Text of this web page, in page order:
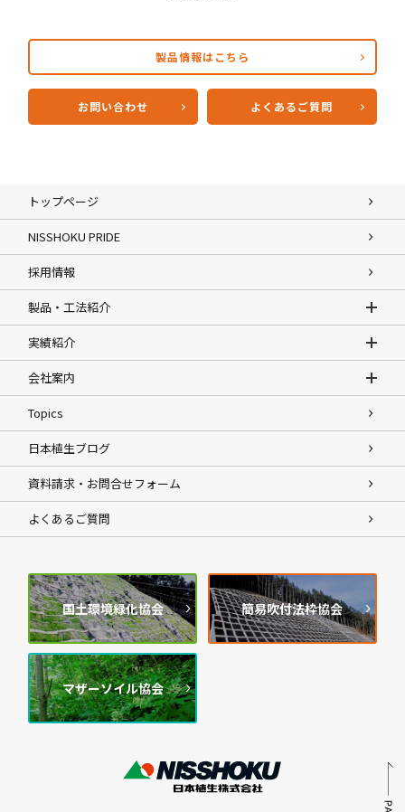
製品情報はこちら
お問い合わせ よくあるご質問
トップページ
NISSHOKU PRIDE
採用情報
製品・工法紹介
実績紹介
会社案内
Topics
日本植生ブログ
資料請求・お問合せフォーム
よくあるご質問
国土環境緑化協会 簡易吹付法枠協会
マザーソイル協会